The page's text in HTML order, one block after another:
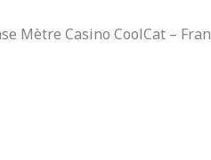
Mètre Casino CoolCat –